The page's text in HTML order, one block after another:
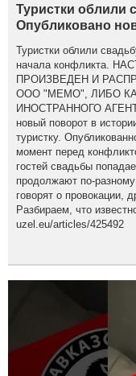
Туристки облили
Опубликовано
Туристки облили
начала конфликта.
ПРОИЗВЕДЕН И
ООО "МЕМО", ЛИБО
ИНОСТРАННОГО
новый поворот в
туристку.
момент перед
гостей свадьбы
продолжают по-
говорят о провокации,
Разбираем, что
uzel.eu/articles/425492